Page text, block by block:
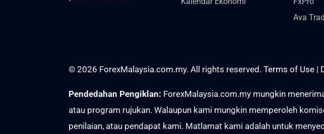
Ava
© 2026 ForexMalaysia.com.my. All rights reserved. Terms of Use|
Pendedahan Pengiklan: ForexMalaysia.com.my mungkin
atau program rujukan. Walaupun kami mungkin memperoleh
penilaian, atau pendapat kami. Matlamat kami adalah untuk